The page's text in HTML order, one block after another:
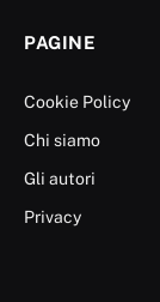
PAGINE
Cookie Policy
Chi siamo
Gli autori
Privacy